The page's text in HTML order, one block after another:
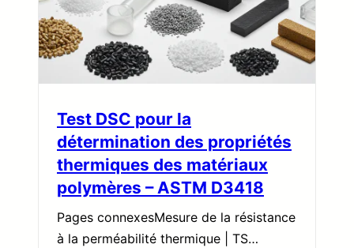
Test DSC pour la
détermination des propriétés
thermiques des matériaux
polymères – ASTM D3418
Pages connexesMesure de la résistance
à la perméabilité thermique | TS…